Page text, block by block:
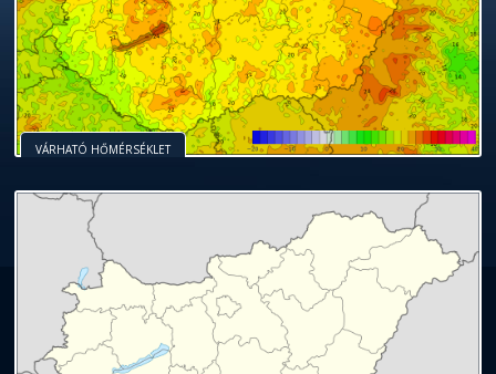
VÁRHATÓ HŐMÉRSÉKLET